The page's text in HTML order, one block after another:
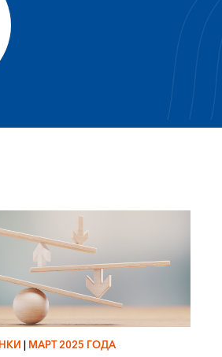
|МАРТ 2025 ГОДА